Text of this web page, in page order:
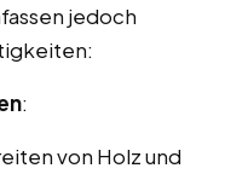
jedoch
:
von Holz und